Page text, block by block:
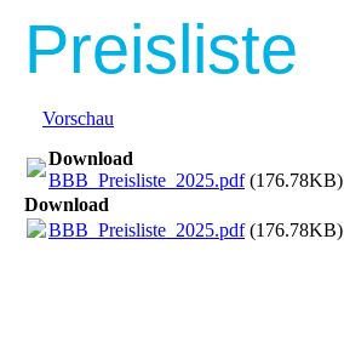
Preisliste
Vorschau
Download
BBB_Preisliste_2025.pdf(176.78KB)
Download
BBB_Preisliste_2025.pdf(176.78KB)